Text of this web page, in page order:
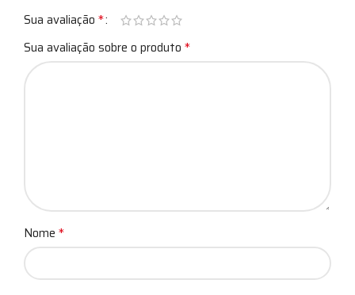
Sua avaliação *
Sua avaliação sobre o produto *
Nome *